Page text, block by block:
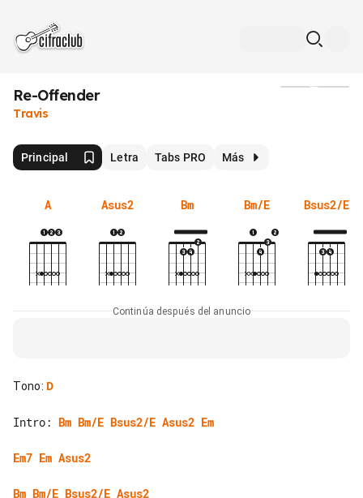
Re-Offender
Travis
Principal Letra Tabs PRO Más
A Asus2 Bm Bm/E Bsus2/E
Continúa después del anuncio
Tono: D
Intro: Bm Bm/E Bsus2/E Asus2 Em
Em7 Em Asus2
Bm Bm/E Bsus2/E Asus2